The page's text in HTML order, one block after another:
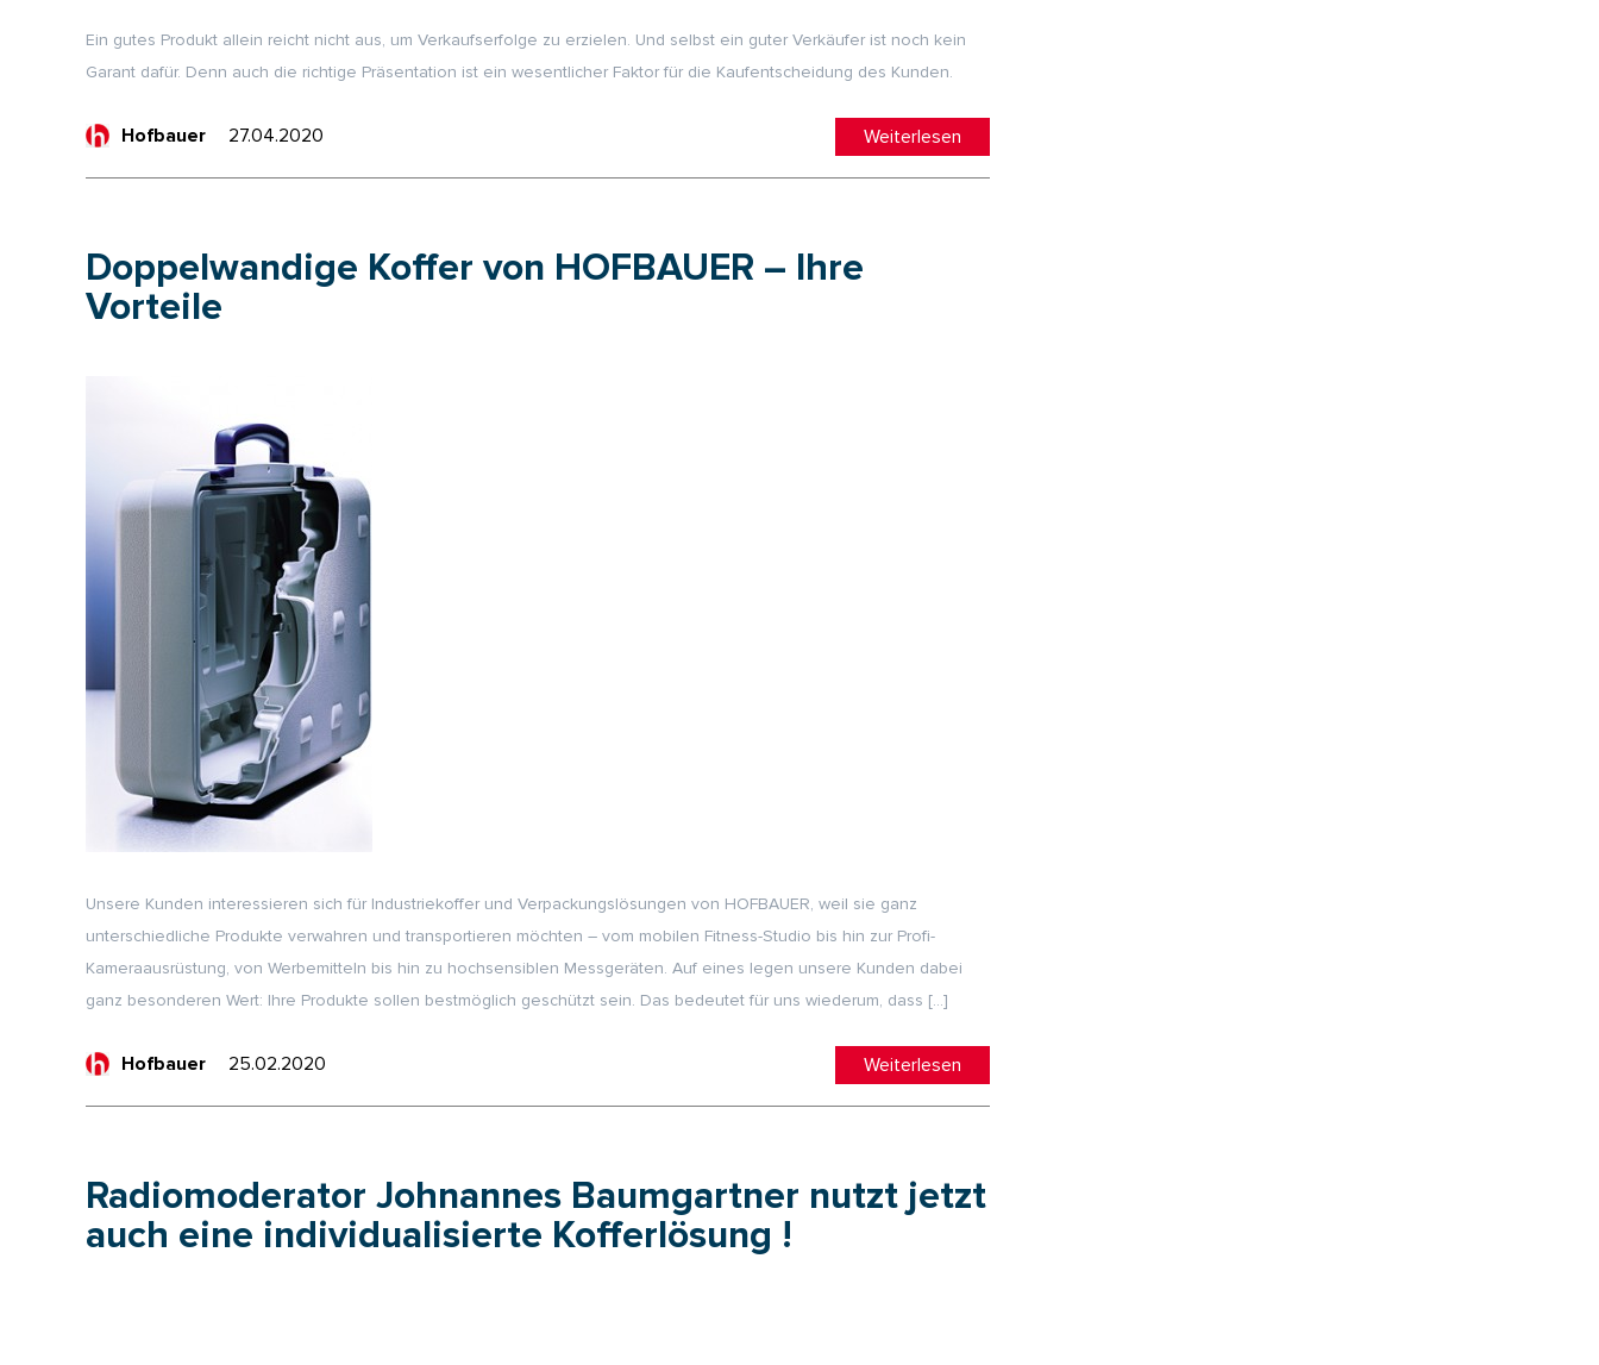
Ein gutes Produkt allein reicht nicht aus, um Verkaufserfolge zu erzielen. Und selbst ein guter Verkäufer ist noch kein
Garant dafür. Denn auch die richtige Präsentation ist ein wesentlicher Faktor für die Kaufentscheidung des Kunden.
Hofbauer 27.04.2020 Weiterlesen
Doppelwandige Koffer von HOFBAUER – Ihre
Vorteile
Unsere Kunden interessieren sich für Industriekoffer und Verpackungslösungen von HOFBAUER, weil sie ganz
unterschiedliche Produkte verwahren und transportieren möchten – vom mobilen Fitness-Studio bis hin zur Profi-
Kameraausrüstung, von Werbemitteln bis hin zu hochsensiblen Messgeräten. Auf eines legen unsere Kunden dabei
ganz besonderen Wert: Ihre Produkte sollen bestmöglich geschützt sein. Das bedeutet für uns wiederum, dass […]
Hofbauer 25.02.2020 Weiterlesen
Radiomoderator Johnannes Baumgartner nutzt jetzt
auch eine individualisierte Kofferlösung !